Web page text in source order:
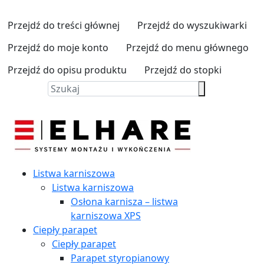
Przejdź do treści głównej
Przejdź do wyszukiwarki
Przejdź do moje konto
Przejdź do menu głównego
Przejdź do opisu produktu
Przejdź do stopki
Listwa karniszowa
Listwa karniszowa
Osłona karnisza – listwa
karniszowa XPS
Ciepły parapet
Ciepły parapet
Parapet styropianowy